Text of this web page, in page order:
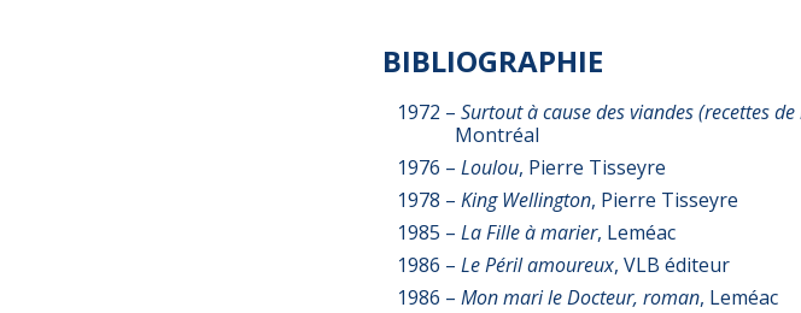
BIBLIOGRAPHIE
1972 – Surtout à cause des viandes (recettes
Montréal
1976 – Loulou, Pierre Tisseyre
1978 – King Wellington, Pierre Tisseyre
1985 – La Fille à marier, Leméac
1986 – Le Péril amoureux, VLB éditeur
1986 – Mon mari le Docteur, roman, Leméac